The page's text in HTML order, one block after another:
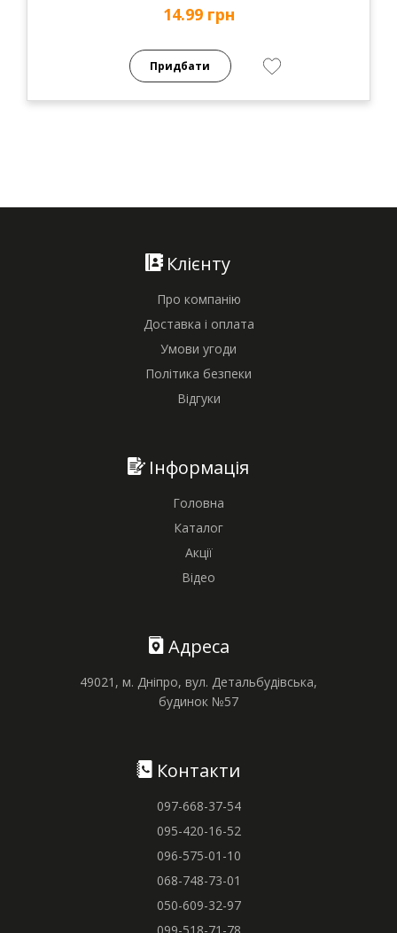
14.99 грн
Придбати
Клієнту
Про компанію
Доставка і оплата
Умови угоди
Політика безпеки
Відгуки
Інформація
Головна
Каталог
Акції
Відео
Адреса
49021, м. Дніпро, вул. Детальбудівська,
будинок №57
Контакти
097-668-37-54
095-420-16-52
096-575-01-10
068-748-73-01
050-609-32-97